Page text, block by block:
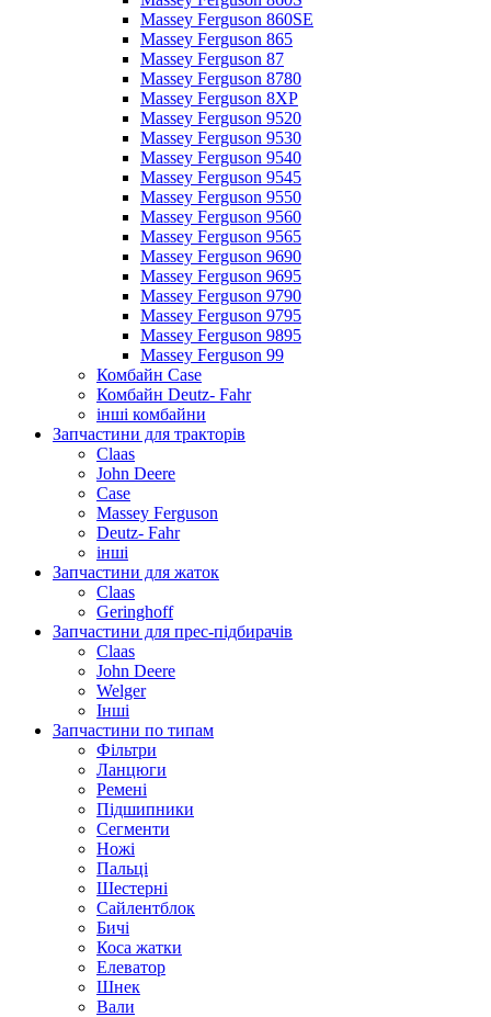
Massey Ferguson 860SE
Massey Ferguson 865
Massey Ferguson 87
Massey Ferguson 8780
Massey Ferguson 8XP
Massey Ferguson 9520
Massey Ferguson 9530
Massey Ferguson 9540
Massey Ferguson 9545
Massey Ferguson 9550
Massey Ferguson 9560
Massey Ferguson 9565
Massey Ferguson 9690
Massey Ferguson 9695
Massey Ferguson 9790
Massey Ferguson 9795
Massey Ferguson 9895
Massey Ferguson 99
Комбайн Case
Комбайн Deutz- Fahr
інші комбайни
Запчастини для тракторів
Claas
John Deere
Case
Massey Ferguson
Deutz- Fahr
інші
Запчастини для жаток
Claas
Geringhoff
Запчастини для прес-підбирачів
Claas
John Deere
Welger
Інші
Запчастини по типам
Фільтри
Ланцюги
Ремені
Підшипники
Сегменти
Ножі
Пальці
Шестерні
Сайлентблок
Бичі
Коса жатки
Елеватор
Шнек
Вали